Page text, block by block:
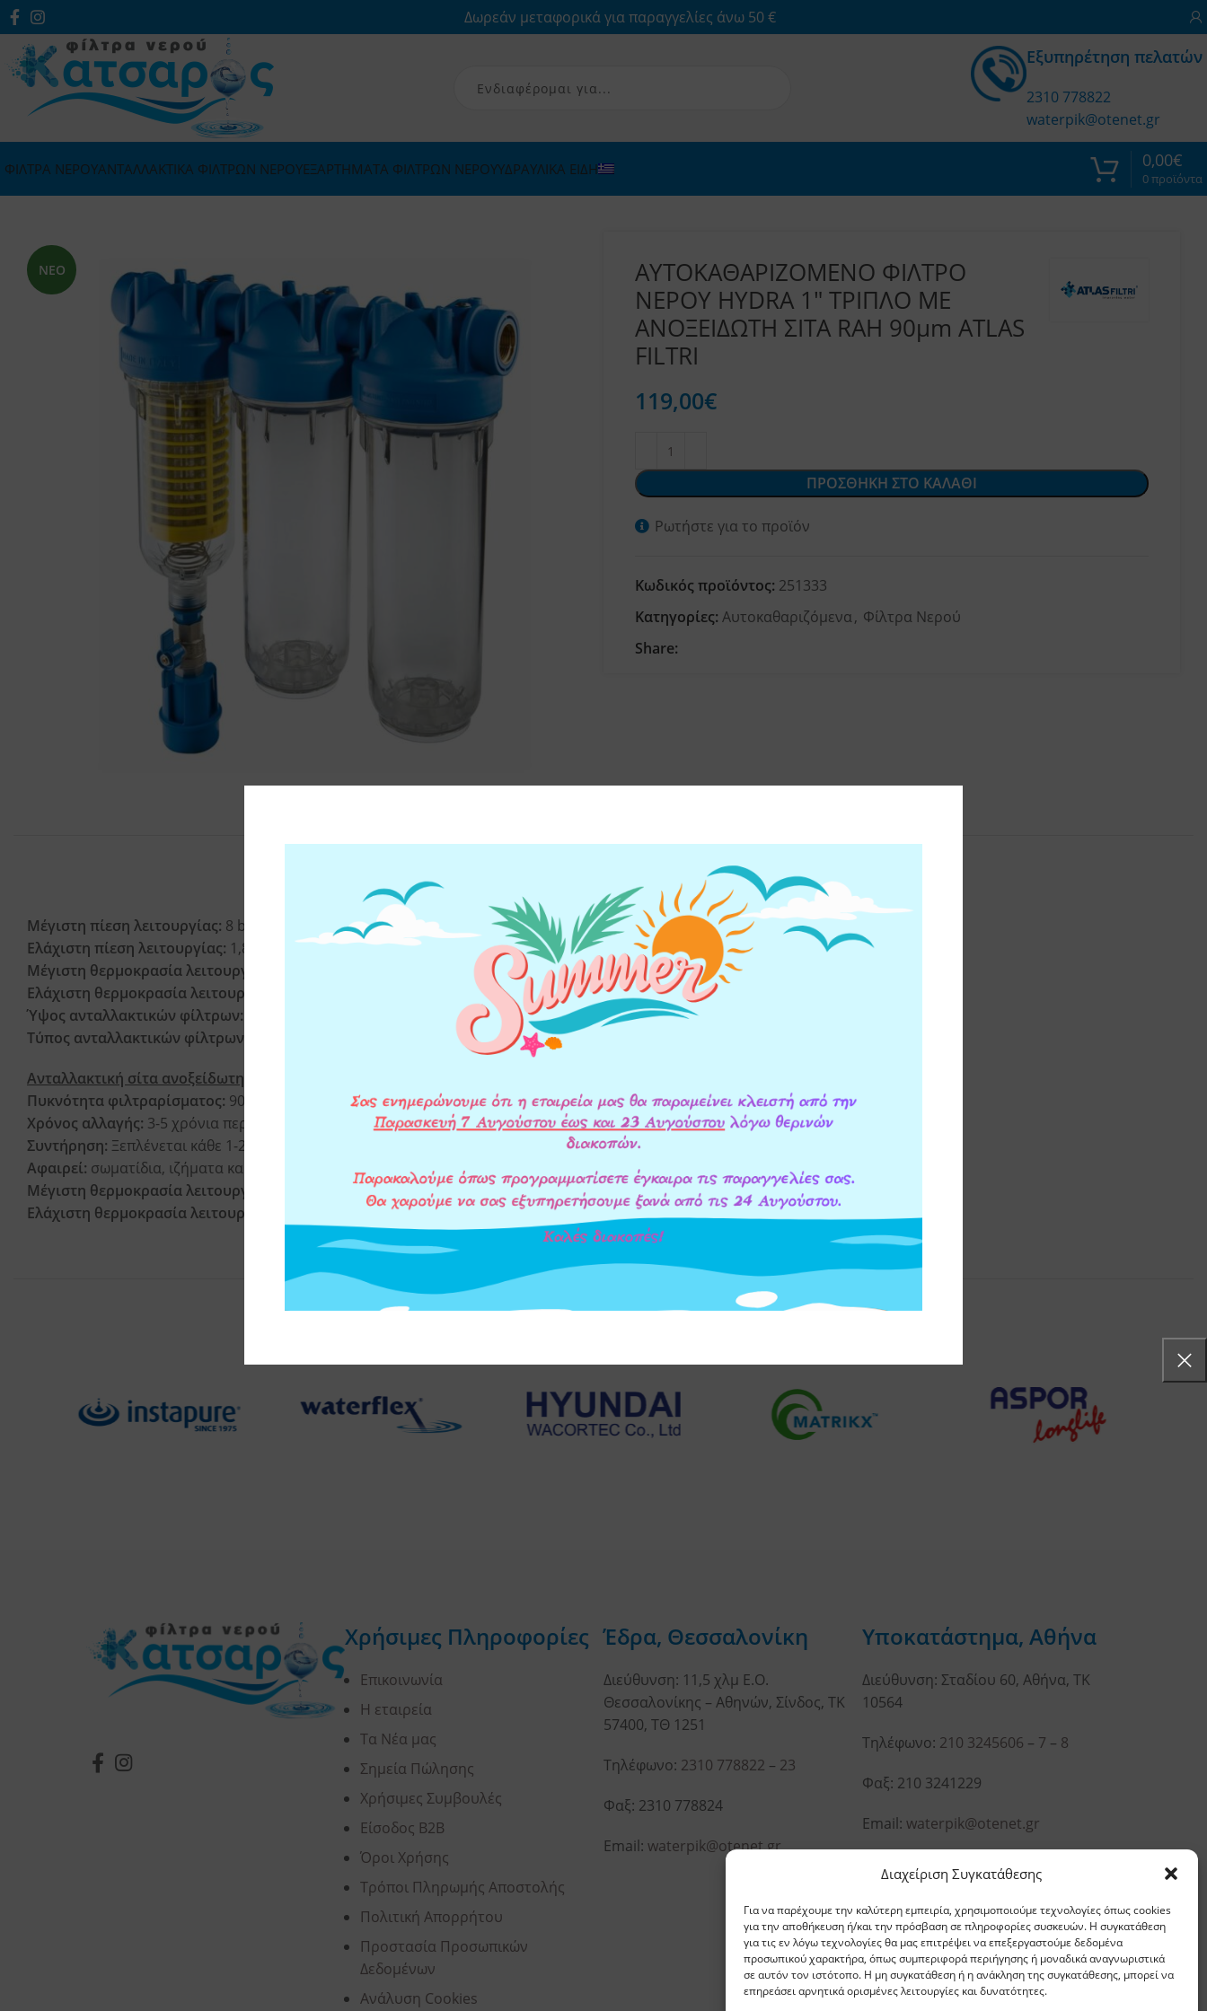
Διαχείριση Συγκατάθεσης
Για να παρέχουμε την καλύτερη εμπειρία, χρησιμοποιούμε τεχνολογίες όπως cookies
για την αποθήκευση ή/και την πρόσβαση σε πληροφορίες συσκευών. Η συγκατάθεση
για τις εν λόγω τεχνολογίες θα μας επιτρέψει να επεξεργαστούμε δεδομένα
προσωπικού χαρακτήρα, όπως συμπεριφορά περιήγησης ή μοναδικά αναγνωριστικά
σε αυτόν τον ιστότοπο. Η μη συγκατάθεση ή η ανάκληση της συγκατάθεσης, μπορεί να
επηρεάσει αρνητικά ορισμένες λειτουργίες και δυνατότητες.
Δωρεάν μεταφορικά για παραγγελίες άνω 50 €
Εξυπηρέτηση πελατών
2310 778822
waterpik@otenet.gr
ΦΙΛΤΡΑ ΝΕΡΟΥΑΝΤΑΛΛΑΚΤΙΚΑ ΦΙΛΤΡΩΝ ΝΕΡΟΥΕΞΑΡΤΗΜΑΤΑ ΦΙΛΤΡΩΝ ΝΕΡΟΥΥΔΡΑΥΛΙΚΑ ΕΙΔΗ
0προϊόντα
0,00€
ΝΕΟ
ΑΥΤΟΚΑΘΑΡΙΖΟΜΕΝΟ ΦΙΛΤΡΟ
ΝΕΡΟΥ HYDRA 1″ ΤΡΙΠΛΟ ΜΕ
ΑΝΟΞΕΙΔΩΤΗ ΣΙΤΑ RAH 90μm ATLAS
FILTRI
119,00€
ΠΡΟΣΘΗΚΗ ΣΤΟ ΚΑΛΑΘΙ
Ρωτήστε για το προϊόν
Κωδικός προϊόντος: 251333
Κατηγορίες: Αυτοκαθαριζόμενα, Φίλτρα Νερού
Share:
ΟΔΗΓΙΕΣ ΕΓΚΑΤΑΣΤΑΣΗΣ
Μέγιστη πίεση λειτουργίας: 8 bar (116 psi)
Ελάχιστη πίεση λειτουργίας: 1,8 bar (26 psi)
Μέγιστη θερμοκρασία λειτουργίας:
Ελάχιστη θερμοκρασία λειτουργίας:
Ύψος ανταλλακτικών φίλτρων:
Τύπος ανταλλακτικών φίλτρων:
Ανταλλακτική σίτα ανοξείδωτη RAH:
Πυκνότητα φιλτραρίσματος: 90μm
Χρόνος αλλαγής: 3-5 χρόνια περίπου
Συντήρηση: Ξεπλένεται κάθε 1-2 μήνες
Αφαιρεί: σωματίδια, ιζήματα και αιωρήματα (χώμα, πέτρες, λάσπη, σκουριά)
Μέγιστη θερμοκρασία λειτουργίας:
45°C (113°F)
Ελάχιστη θερμοκρασία λειτουργίας:
Χρήσιμες Πληροφορίες
Επικοινωνία
Η εταιρεία
Τα Νέα μας
Σημεία Πώλησης
Χρήσιμες Συμβουλές
Είσοδος B2B
Όροι Χρήσης
Τρόποι Πληρωμής Αποστολής
Πολιτική Απορρήτου
Προστασία Προσωπικών
Δεδομένων
Ανάλυση Cookies
Έδρα, Θεσσαλονίκη
Διεύθυνση: 11,5 χλμ Ε.Ο.
Θεσσαλονίκης – Αθηνών, Σίνδος, ΤΚ
57400, ΤΘ 1251
Τηλέφωνο: 2310 778822 – 23
Φαξ: 2310 778824
Email: waterpik@otenet.gr
Υποκατάστημα, Αθήνα
Διεύθυνση: Σταδίου 60, Αθήνα, ΤΚ
10564
Τηλέφωνο: 210 3245606 – 7 – 8
Φαξ: 210 3241229
Email:waterpik@otenet.gr